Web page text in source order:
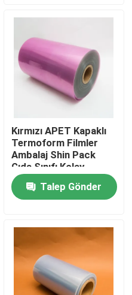
Kırmızı APET Kapaklı
Termoform Filmler
Ambalaj Shin Pack
Gıda Sınıfı Kolay
Soyma
Talep Gönder